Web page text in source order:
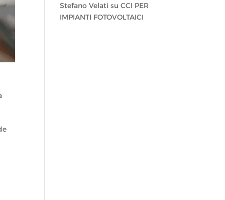
Stefano Velati suCCI PER
IMPIANTI FOTOVOLTAICI